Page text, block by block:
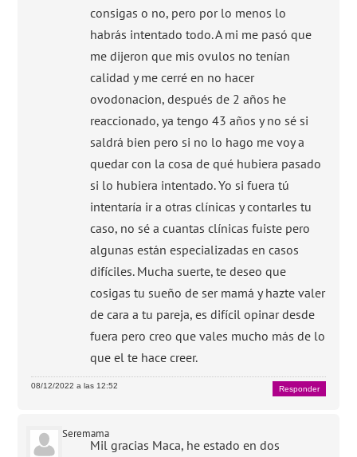
consigas o no, pero por lo menos lo
habrás intentado todo. A mi me pasó que
me dijeron que mis ovulos no tenían
calidad y me cerré en no hacer
ovodonacion, después de 2 años he
reaccionado, ya tengo 43 años y no sé si
saldrá bien pero si no lo hago me voy a
quedar con la cosa de qué hubiera pasado
si lo hubiera intentado. Yo si fuera tú
intentaría ir a otras clínicas y contarles tu
caso, no sé a cuantas clínicas fuiste pero
algunas están especializadas en casos
difíciles. Mucha suerte, te deseo que
cosigas tu sueño de ser mamá y hazte valer
de cara a tu pareja, es difícil opinar desde
fuera pero creo que vales mucho más de lo
que el te hace creer.
08/12/2022 a las 12:52 Responder
Seremama
Mil gracias Maca, he estado en dos